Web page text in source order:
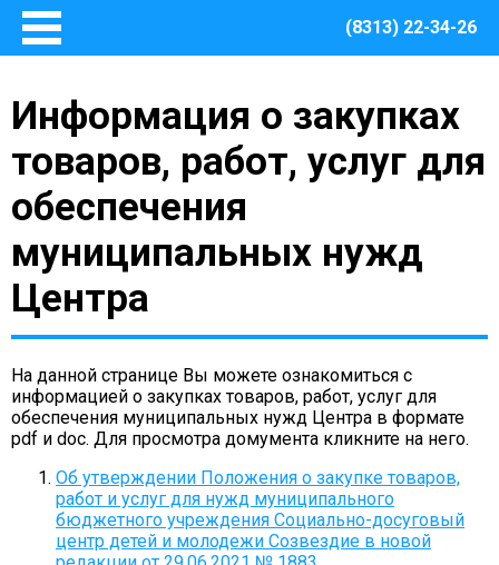
(8313) 22-34-26
Основные сведения
Документы
Методическое сопровождение
Структура Центра
Руководство
Финансово – хозяйственная деятельность
Информация о закупках товаров, работ, услуг для
Безопасная среда
Охрана труда
Антитеррористическая защищенность
ГО и ЧС
О правилах безопасности при морозе
Информация о закупках
товаров, работ, услуг для
обеспечения
муниципальных нужд
Центра
На данной странице Вы можете ознакомиться с
информацией о закупках товаров, работ, услуг для
обеспечения муниципальных нужд Центра в формате
pdf и doc. Для просмотра домумента кликните на него.
Об утверждении Положения о закупке товаров,
работ и услуг для нужд муниципального
бюджетного учреждения Социально-досуговый
центр детей и молодежи Созвездие в новой